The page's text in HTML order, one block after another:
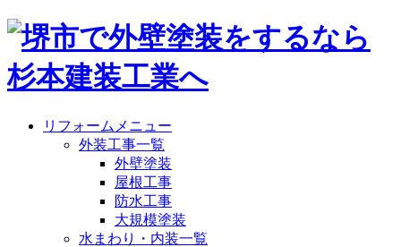
リフォームメニュー
外装工事一覧
外壁塗装
屋根工事
防水工事
大規模塗装
水まわり・内装一覧